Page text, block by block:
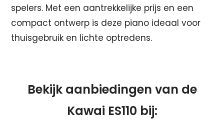
spelers. Met een aantrekkelijke prijs en een
compact ontwerp is deze piano ideaal voor
thuisgebruik en lichte optredens.
Bekijk aanbiedingen van de
Kawai ES110 bij: